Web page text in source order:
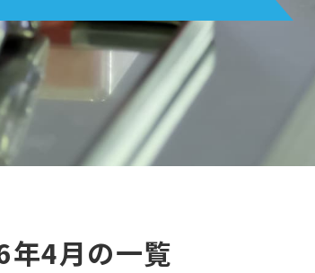
4月の一覧